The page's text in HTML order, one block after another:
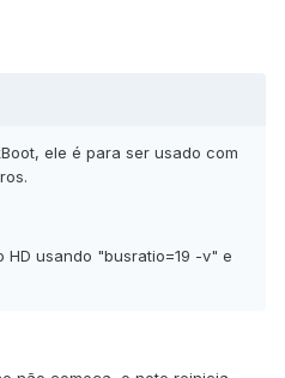
ele é para ser usado com
usando "busratio=19 -v" e